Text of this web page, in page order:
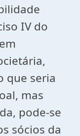
IV do
que seria
mas
pode-se
sócios da